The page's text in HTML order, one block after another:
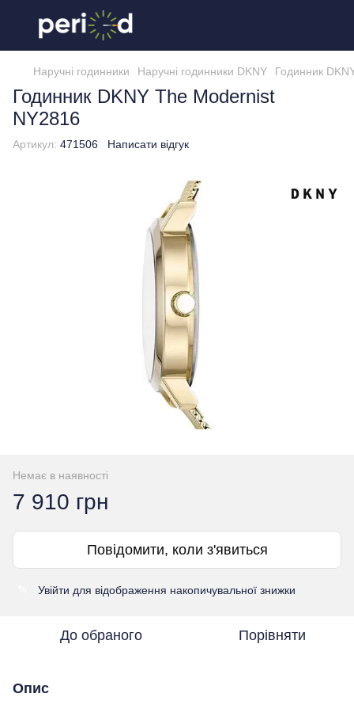
Наручні годинники Наручні годинники DKNY Годинник
Годинник DKNY The Modernist
NY2816
Артикул: 471506 Написати відгук
Немає в наявності
7 910 грн
Повідомити, коли з'явиться
Увійти для відображення накопичувальної знижки
До обраного Порівняти
Опис